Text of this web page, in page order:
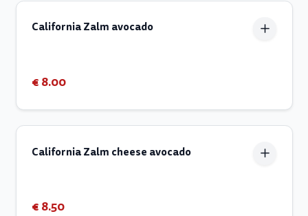
California Zalm avocado
€ 8.00
California Zalm cheese avocado
€ 8.50